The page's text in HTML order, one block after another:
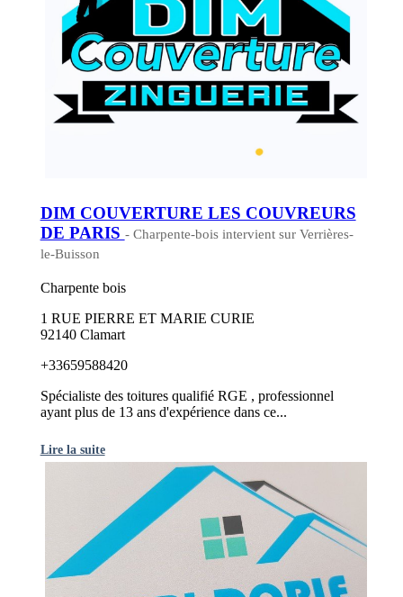
DIM COUVERTURE LES COUVREURS
DE PARIS - Charpente-bois intervient sur Verrières-
le-Buisson
Charpente bois
1 RUE PIERRE ET MARIE CURIE
92140 Clamart
+33659588420
Spécialiste des toitures qualifié RGE , professionnel
ayant plus de 13 ans d'expérience dans ce...
Lire la suite